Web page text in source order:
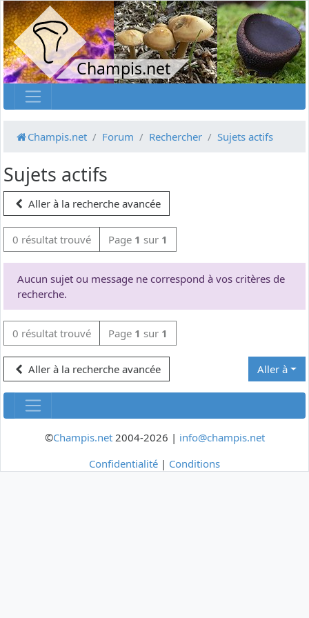
Champis.net
Champis.net Forum Rechercher Sujets actifs
Sujets actifs
Aller à la recherche avancée
0 résultat trouvé Page 1 sur 1
Aucun sujet ou message ne correspond à vos critères de
recherche.
0 résultat trouvé Page 1 sur 1
Aller à la recherche avancée Aller à
©Champis.net2004-2026 | info@champis.net
Confidentialité | Conditions